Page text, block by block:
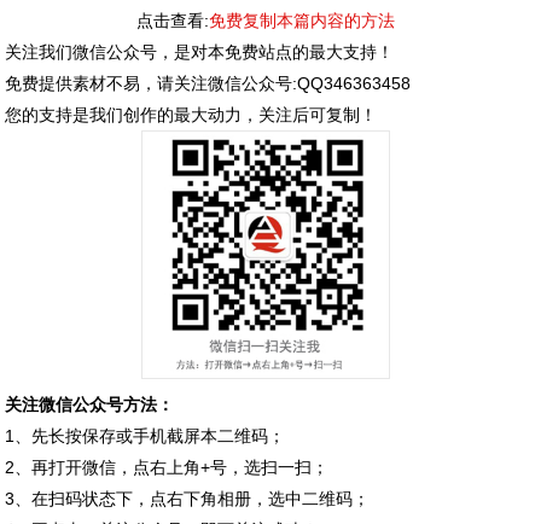
点击查看:免费复制本篇内容的方法
关注我们微信公众号，是对本免费站点的最大支持！
免费提供素材不易，请关注微信公众号:QQ346363458
您的支持是我们创作的最大动力，关注后可复制！
关注微信公众号方法：
1、先长按保存或手机截屏本二维码；
2、再打开微信，点右上角+号，选扫一扫；
3、在扫码状态下，点右下角相册，选中二维码；